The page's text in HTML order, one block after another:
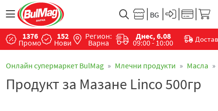
1376
Промо
152
Нови
Регион:
Варна
Днес, 6.08
09:00 - 10:00
Онлайн супермаркет BulMag Млечни продукти Маслa
Продукт за Мазане Linco 500гр